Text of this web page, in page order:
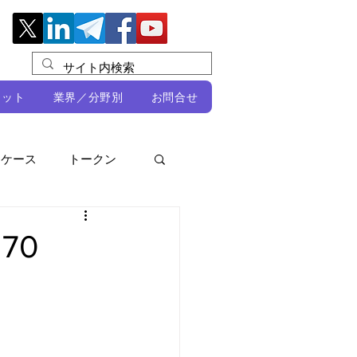
ト 業界／分野別 お問合せ
ース トークン